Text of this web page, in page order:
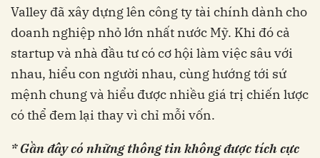
Valley đã xây dựng lên công ty tài chính dành cho
doanh nghiệp nhỏ lớn nhất nước Mỹ. Khi đó cả
startup và nhà đầu tư có cơ hội làm việc sâu với
nhau, hiểu con người nhau, cùng hướng tới sứ
mệnh chung và hiểu được nhiều giá trị chiến lược
có thể đem lại thay vì chỉ mỗi vốn.
* Gần đây có những thông tin không được tích cực